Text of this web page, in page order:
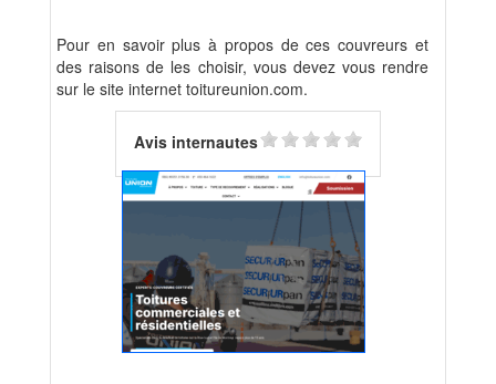
Pour en savoir plus à propos de ces couvreurs et
des raisons de les choisir, vous devez vous rendre
sur le site internet toitureunion.com.
Avis internautes